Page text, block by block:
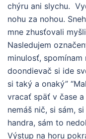
chýru ani slychu.
nohu za nohou.
mne zhusťovali
Nasledujem
minulosť,
doondievač si ide
si taký a onaký”
vracať späť v čase
nemáš nič, si sám,
handra, sám to
Výstup na horu